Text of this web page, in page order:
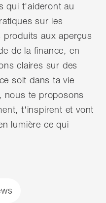
qui t'aideront au
sur les
produits aux aperçus
de la finance, en
claires sur des
soit dans ta vie
nous te proposons
t'inspirent et vont
lumière ce qui